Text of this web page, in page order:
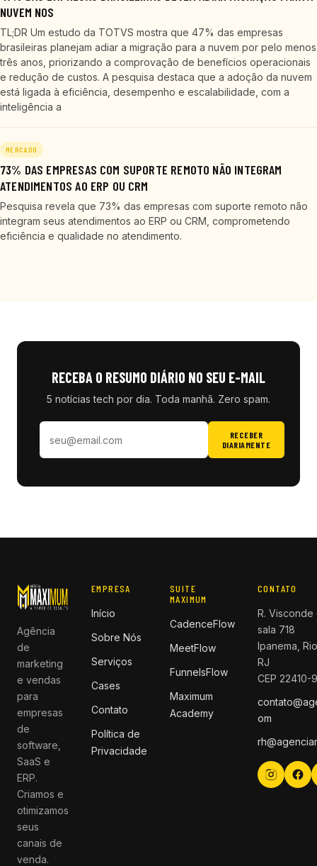
NUVEM NOS
TL;DR Um estudo da TOTVS mostra que 47% das empresas
brasileiras planejam adiar a migração para a nuvem por pelo menos
três anos, priorizando a comprovação de benefícios operacionais
e redução de custos. A pesquisa destaca que a adoção da nuvem
está ligada à eficiência, desempenho e escalabilidade, com a
inteligência a
MERCADO
73% DAS EMPRESAS COM SUPORTE REMOTO NÃO INTEGRAM
ATENDIMENTOS AO ERP OU CRM
Pesquisa revela que 73% das empresas com suporte remoto não
integram seus atendimentos ao ERP ou CRM, comprometendo
eficiência e qualidade no atendimento.
RECEBA O RESUMO DIÁRIO NO SEU E-MAIL
5 notícias tech por dia. Toda manhã. Zero spam.
RECEBER
DIARIAMENTE
Agência
de
marketing
e vendas
para
empresas
de
software,
SaaS e
ERP.
Criamos e
otimizamos
seus
canais de
venda.
EMPRESA
Início
Sobre Nós
Serviços
Cases
Contato
Política de
Privacidade
SUITE
MAXIMUM
CadenceFlow
MeetFlow
FunnelsFlow
Maximum
Academy
CONTATO
R.
sala 718
Ipanema,
RJ
CEP 22410-
om